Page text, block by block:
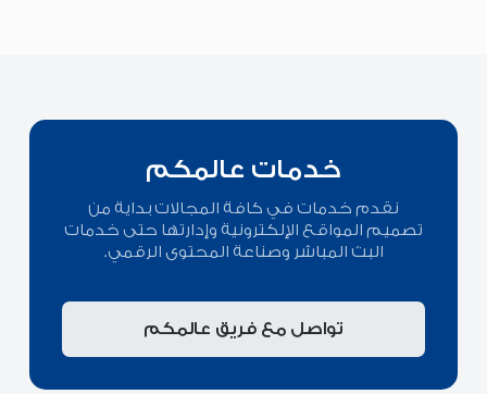
خدمات عالمكم
نقدم خدمات في كافة المجالات بداية من
تصميم المواقع الإلكترونية وإدارتها حتى خدمات
البث المباشر وصناعة المحتوى الرقمي.
تواصل مع فريق عالمكم